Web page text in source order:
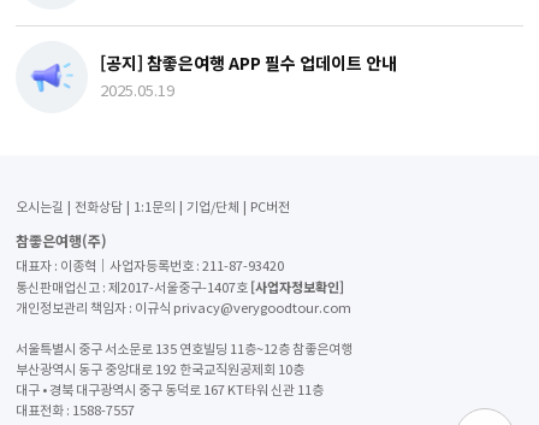
[공지] 참좋은여행 APP 필수 업데이트 안내
2025.05.19
오시는길 전화상담 1:1문의 기업/단체 PC버전
참좋은여행(주)
대표자 : 이종혁│사업자등록번호 : 211-87-93420
통신판매업신고 : 제2017-서울중구-1407호 [사업자정보확인]
개인정보관리 책임자 : 이규식 privacy@verygoodtour.com
서울특별시 중구 서소문로 135 연호빌딩 11층~12층 참좋은여행
부산광역시 동구 중앙대로 192 한국교직원공제회 10층
대구 • 경북 대구광역시 중구 동덕로 167 KT타워 신관 11층
대표전화 : 1588-7557